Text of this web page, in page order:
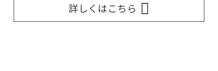
詳しくはこちら